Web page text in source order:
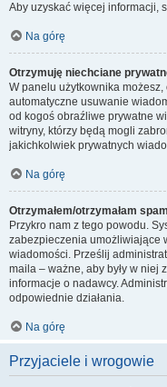
Aby uzyskać więcej informacji,
Na górę
Otrzymuję niechciane
W panelu użytkownika
automatyczne usuwanie
od kogoś obraźliwe prywatne
witryny, którzy będą mogli
jakichkolwiek prywatnych
Na górę
Otrzymałem/otrzymałam
Przykro nam z tego powodu.
zabezpieczenia umożliwiające
wiadomości. Prześlij
maila – ważne, aby były w niej
informacje o nadawcy.
odpowiednie działania.
Na górę
Przyjaciele i wrogowie